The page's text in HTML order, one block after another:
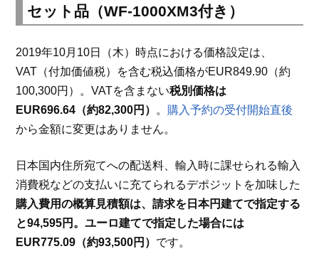
セット品（WF-1000XM3付き）
2019年10月10日（木）時点における価格設定は、
VAT（付加価値税）を含む税込価格がEUR849.90（約
100,300円）。VATを含まない税別価格は
EUR696.64（約82,300円） 。 購入予約の受付開始直後
から金額に変更はありません。
日本国内住所宛てへの配送料、輸入時に課せられる輸入
消費税などの支払いに充てられるデポジットを加味した
購入費用の概算見積額は、請求を日本円建てで指定する
と94,595円。ユーロ建てで指定した場合には
EUR775.09（約93,500円） です。